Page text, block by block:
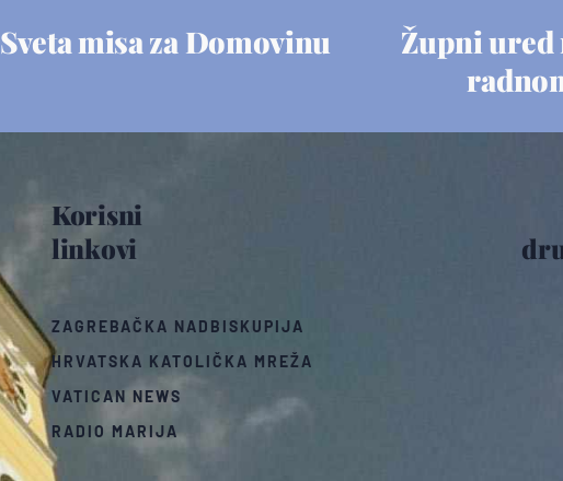
Sveta misa za Domovinu
Župni
Korisni
linkovi
ZAGREBAČKA NADBISKUPIJA
HRVATSKA KATOLIČKA MREŽA
VATICAN NEWS
RADIO MARIJA